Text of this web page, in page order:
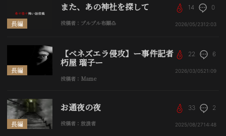
長編
また、あの神社を探して
投稿者：プルプル布顚🍮
14 0
2026/05/2312:03
長編
【ベネズエラ侵攻】ー事件記者
朽屋 瑠子ー
投稿者：Mame
22 6
2026/03/0521:09
長編
お通夜の夜
投稿者：放浪者
33 2
2025/08/2714:48